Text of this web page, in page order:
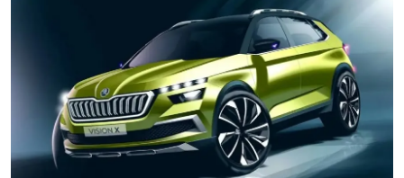
İkinci El & Alım-Satım
Bakım & Arıza Çözümleri
Elektrikli & Hibrit
Kiralama & Filo